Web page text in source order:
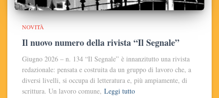
NOVITÀ
Il nuovo numero della rivista “Il Segnale”
Giugno 2026 – n. 134 “Il Segnale” è innanzitutto una rivista
redazionale: pensata e costruita da un gruppo di lavoro che, a
diversi livelli, si occupa di letteratura e, più ampiamente, di
scrittura. Un lavoro comune, Leggi tutto